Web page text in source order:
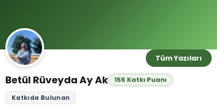
Tüm Yazıları
Betül Rüveyda Ay Ak 155 Katkı Puanı
Katkıda Bulunan